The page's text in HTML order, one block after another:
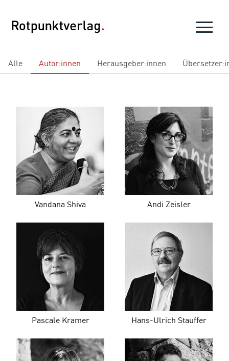
Alle Autor:innen Herausgeber:innen
Vandana Shiva Andi Zeisler
Pascale Kramer Hans-Ulrich Stauffer